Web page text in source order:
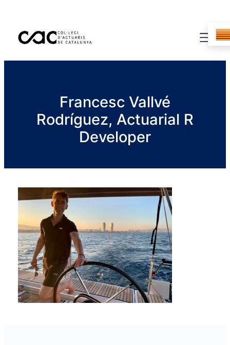
Francesc Vallvé
Rodríguez, Actuarial R
Developer